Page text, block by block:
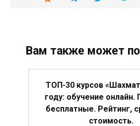
Вам также может
ТОП-30 курсов
году: обучение онлайн.
бесплатные. Рейтинг,
стоимость.